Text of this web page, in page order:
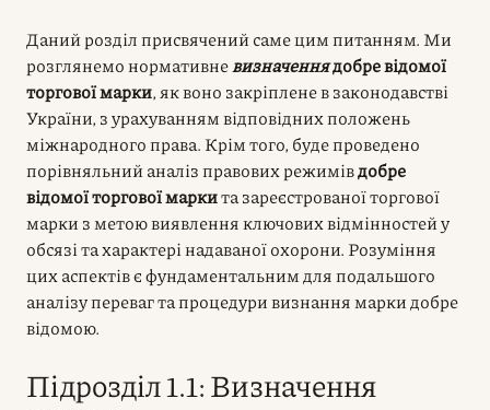
Даний розділ присвячений саме цим питанням. Ми
розглянемо нормативневизначеннядобре відомої
торгової марки, як воно закріплене в законодавстві
України, з урахуванням відповідних положень
міжнародного права. Крім того, буде проведено
порівняльний аналіз правових режимівдобре
відомої торгової маркита зареєстрованої торгової
марки з метою виявлення ключових відмінностей у
обсязі та характері надаваної охорони. Розуміння
цих аспектів є фундаментальним для подальшого
аналізу переваг та процедури визнання марки добре
відомою.
Підрозділ 1.1: Визначення